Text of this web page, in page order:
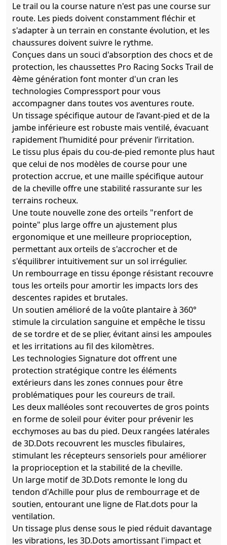
Le trail ou la course nature n'est pas une course sur
route. Les pieds doivent constamment fléchir et
s'adapter à un terrain en constante évolution, et les
chaussures doivent suivre le rythme.
Conçues dans un souci d'absorption des chocs et de
protection, les chaussettes Pro Racing Socks Trail de
4ème génération font monter d'un cran les
technologies Compressport pour vous
accompagner dans toutes vos aventures route.
Un tissage spécifique autour de l’avant-pied et de la
jambe inférieure est robuste mais ventilé, évacuant
rapidement l’humidité pour prévenir l’irritation.
Le tissu plus épais du cou-de-pied remonte plus haut
que celui de nos modèles de course pour une
protection accrue, et une maille spécifique autour
de la cheville offre une stabilité rassurante sur les
terrains rocheux.
Une toute nouvelle zone des orteils "renfort de
pointe" plus large offre un ajustement plus
ergonomique et une meilleure proprioception,
permettant aux orteils de s'accrocher et de
s'équilibrer intuitivement sur un sol irrégulier.
Un rembourrage en tissu éponge résistant recouvre
tous les orteils pour amortir les impacts lors des
descentes rapides et brutales.
Un soutien amélioré de la voûte plantaire à 360°
stimule la circulation sanguine et empêche le tissu
de se tordre et de se plier, évitant ainsi les ampoules
et les irritations au fil des kilomètres.
Les technologies Signature dot offrent une
protection stratégique contre les éléments
extérieurs dans les zones connues pour être
problématiques pour les coureurs de trail.
Les deux malléoles sont recouvertes de gros points
en forme de soleil pour éviter pour prévenir les
ecchymoses au bas du pied. Deux rangées latérales
de 3D.Dots recouvrent les muscles fibulaires,
stimulant les récepteurs sensoriels pour améliorer
la proprioception et la stabilité de la cheville.
Un large motif de 3D.Dots remonte le long du
tendon d'Achille pour plus de rembourrage et de
soutien, entourant une ligne de Flat.dots pour la
ventilation.
Un tissage plus dense sous le pied réduit davantage
les vibrations, les 3D.Dots amortissant l'impact et